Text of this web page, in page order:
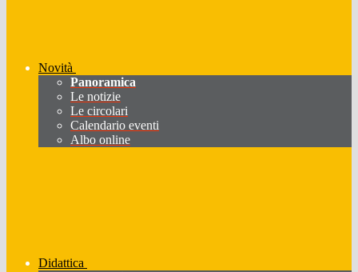
Novità
Panoramica
Le notizie
Le circolari
Calendario eventi
Albo online
Didattica